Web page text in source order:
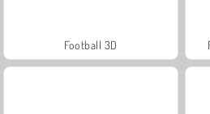
Football 3D